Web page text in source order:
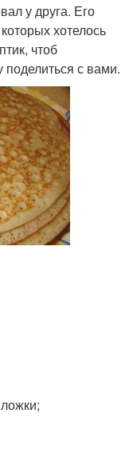
у друга. Его
хотелось
чтоб
поделиться с вами.